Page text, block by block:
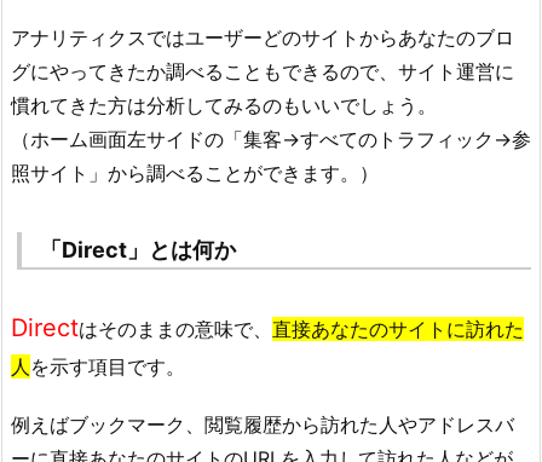
アナリティクスではユーザーどのサイトからあなたのブロ
グにやってきたか調べることもできるので、サイト運営に
慣れてきた方は分析してみるのもいいでしょう。
（ホーム画面左サイドの「集客→すべてのトラフィック→参
照サイト」から調べることができます。）
「Direct」とは何か
Directはそのままの意味で、 直接あなたのサイトに訪れた
人 を示す項目です。
例えばブックマーク、閲覧履歴から訪れた人やアドレスバ